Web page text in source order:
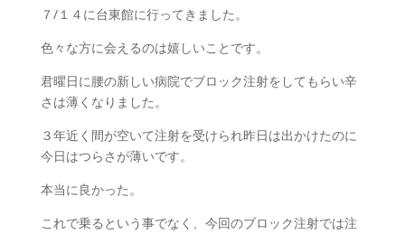
７/１４に台東館に行ってきました。
色々な方に会えるのは嬉しいことです。
君曜日に腰の新しい病院でブロック注射をしてもらい辛
さは薄くなりました。
３年近く間が空いて注射を受けられ昨日は出かけたのに
今日はつらさが薄いです。
本当に良かった。
これで乗るという事でなく、今回のブロック注射では注